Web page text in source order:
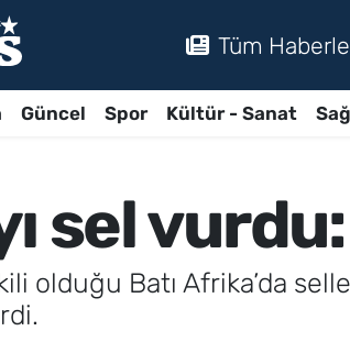
Tüm
Güncel Spor Kültür - Sanat
sel
olduğu Batı Afrika’da